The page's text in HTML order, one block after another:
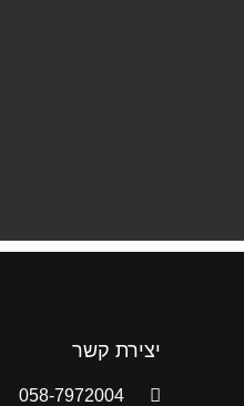
יצירת קשר
058-7972004